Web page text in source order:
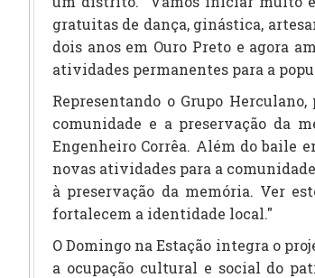
gratuitas de dança, ginástica,
dois anos em Ouro Preto e agora
atividades permanentes para a
Representando o Grupo
comunidade e a preservação da
Engenheiro Corrêa. Além do baile
novas atividades para a
à preservação da memória. Ver
fortalecem a identidade local."
O Domingo na Estação integra o
a ocupação cultural e social do